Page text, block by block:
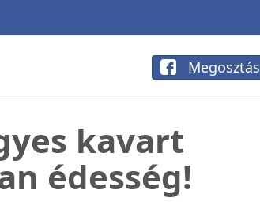
Megosztás
kavart
édesség!